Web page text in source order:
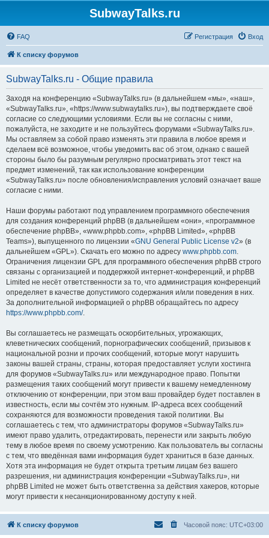
SubwayTalks.ru
FAQ Вход
Регистрация
К списку форумов
SubwayTalks.ru - Общие правила
Заходя на конференцию «SubwayTalks.ru» (в дальнейшем «мы», «наш»,
«SubwayTalks.ru», «https://www.subwaytalks.ru»), вы подтверждаете своё
согласие со следующими условиями. Если вы не согласны с ними,
пожалуйста, не заходите и не пользуйтесь форумами «SubwayTalks.ru».
Мы оставляем за собой право изменять эти правила в любое время и
сделаем всё возможное, чтобы уведомить вас об этом, однако с вашей
стороны было бы разумным регулярно просматривать этот текст на
предмет изменений, так как использование конференции
«SubwayTalks.ru» после обновления/исправления условий означает ваше
согласие с ними.
Наши форумы работают под управлением программного обеспечения
для создания конференций phpBB (в дальнейшем «они», «программное
обеспечение phpBB», «www.phpbb.com», «phpBB Limited», «phpBB
Teams»), выпущенного по лицензии «GNU General Public License v2» (в
дальнейшем «GPL»). Скачать его можно по адресу www.phpbb.com.
Ограничения лицензии GPL для программного обеспечения phpBB строго
связаны с организацией и поддержкой интернет-конференций, и phpBB
Limited не несёт ответственности за то, что администрация конференций
определяет в качестве допустимого содержания и/или поведения в них.
За дополнительной информацией о phpBB обращайтесь по адресу
https://www.phpbb.com/.
Вы соглашаетесь не размещать оскорбительных, угрожающих,
клеветнических сообщений, порнографических сообщений, призывов к
национальной розни и прочих сообщений, которые могут нарушить
законы вашей страны, страны, которая предоставляет услуги хостинга
для форумов «SubwayTalks.ru» или международное право. Попытки
размещения таких сообщений могут привести к вашему немедленному
отключению от конференции, при этом ваш провайдер будет поставлен в
известность, если мы сочтём это нужным. IP-адреса всех сообщений
сохраняются для возможности проведения такой политики. Вы
соглашаетесь с тем, что администраторы форумов «SubwayTalks.ru»
имеют право удалить, отредактировать, перенести или закрыть любую
тему в любое время по своему усмотрению. Как пользователь вы согласны
с тем, что введённая вами информация будет храниться в базе данных.
Хотя эта информация не будет открыта третьим лицам без вашего
разрешения, ни администрация конференции «SubwayTalks.ru», ни
phpBB Limited не может быть ответственна за действия хакеров, которые
могут привести к несанкционированному доступу к ней.
К списку форумов Часовой пояс: UTC+03:00